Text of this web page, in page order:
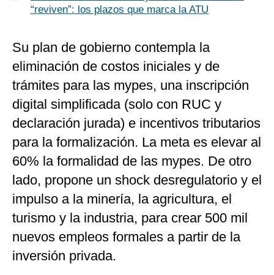
“reviven”: los plazos que marca la ATU
Su plan de gobierno contempla la
eliminación de costos iniciales y de
trámites para las mypes, una inscripción
digital simplificada (solo con RUC y
declaración jurada) e incentivos tributarios
para la formalización. La meta es elevar al
60% la formalidad de las mypes. De otro
lado, propone un shock desregulatorio y el
impulso a la minería, la agricultura, el
turismo y la industria, para crear 500 mil
nuevos empleos formales a partir de la
inversión privada.